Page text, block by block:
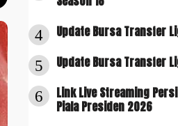
4 Update Bursa Transfer
5 Update Bursa Transfer
6
Link Live Streaming
Piala Presiden 2026